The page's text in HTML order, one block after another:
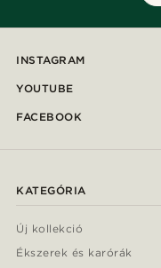
INSTAGRAM
YOUTUBE
FACEBOOK
KATEGÓRIA
Új kollekció
Ékszerek és karórák